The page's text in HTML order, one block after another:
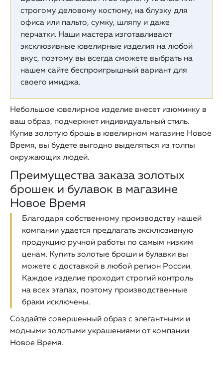
строгому деловому костюму, на блузку для
офиса или пальто, сумку, шляпу и даже
перчатки. Наши мастера изготавливают
эксклюзивные ювелирные изделия на любой
вкус, поэтому вы всегда сможете выбрать на
нашем сайте беспроигрышный вариант для
своего имиджа.
Небольшое ювелирное изделие внесет изюминку в
ваш образ, подчеркнет индивидуальный стиль.
Купив золотую брошь в ювелирном магазине Новое
Время, вы будете выгодно выделяться из толпы
окружающих людей.
Преимущества заказа золотых
брошек и булавок в магазине
Новое Время
Благодаря собственному производству нашей
компании удается предлагать эксклюзивную
продукцию ручной работы по самым низким
ценам. Купить золотые броши и булавки вы
можете с доставкой в любой регион России.
Каждое изделие проходит строгий контроль
на всех этапах, поэтому производственные
браки исключены.
Создайте совершенный образ с элегантными и
модными золотыми украшениями от компании
Новое Время.